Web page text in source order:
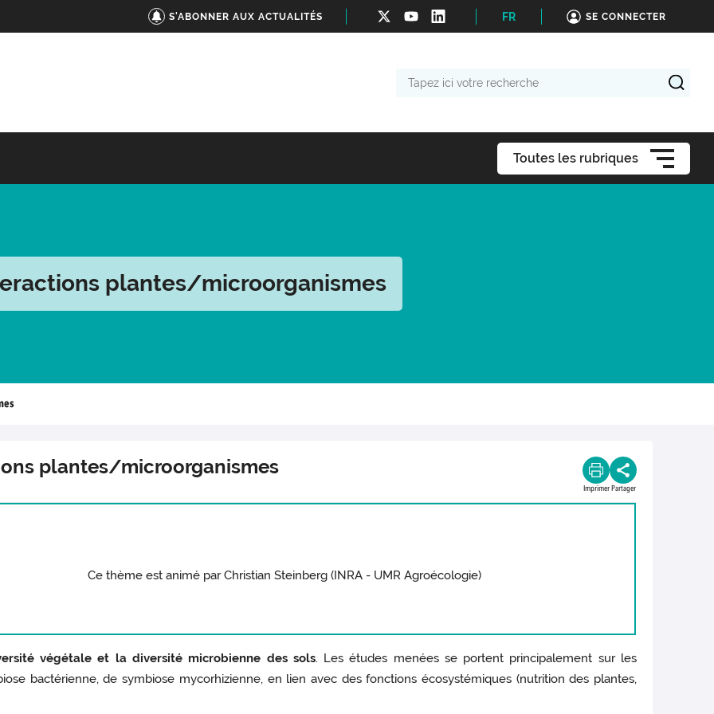
S'ABONNER AUX ACTUALITÉS FR SE CONNECTER
Toutes les rubriques
plantes/microorganismes
plantes/microorganismes
Imprimer Partager
Ce thème est animé par Christian Steinberg (INRA - UMR Agroécologie)
végétale et la diversité microbienne des sols. Les études menées se portent principalement sur les
bactérienne, de symbiose mycorhizienne, en lien avec des fonctions écosystémiques (nutrition des plantes,